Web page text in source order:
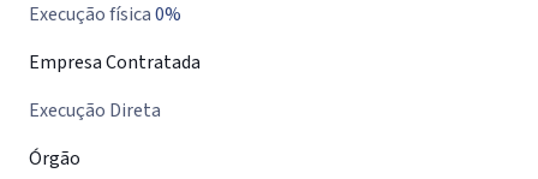
Execução física0%
Empresa Contratada
Execução Direta
Órgão